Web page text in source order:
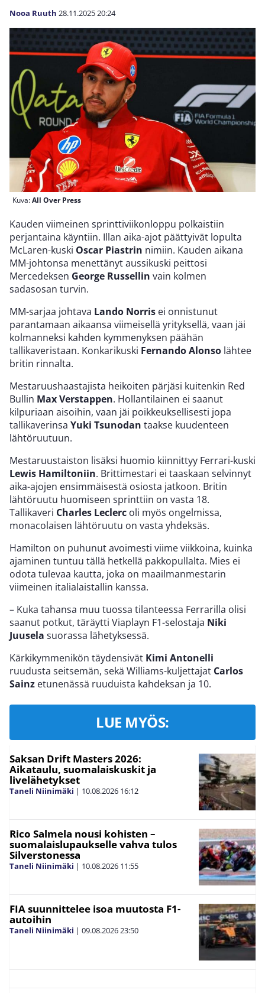
Nooa Ruuth 28.11.202520:24
Kuva:All Over Press
Kauden viimeinen sprinttiviikonloppu polkaistiin
perjantaina käyntiin. Illan aika-ajot päättyivät lopulta
McLaren-kuski Oscar Piastrin nimiin. Kauden aikana
MM-johtonsa menettänyt aussikuski peittosi
Mercedeksen George Russellin vain kolmen
sadasosan turvin.
MM-sarjaa johtava Lando Norris ei onnistunut
parantamaan aikaansa viimeisellä yrityksellä, vaan jäi
kolmanneksi kahden kymmenyksen päähän
tallikaveristaan. Konkarikuski Fernando Alonso lähtee
britin rinnalta.
Mestaruushaastajista heikoiten pärjäsi kuitenkin Red
Bullin Max Verstappen. Hollantilainen ei saanut
kilpuriaan aisoihin, vaan jäi poikkeuksellisesti jopa
tallikaverinsa Yuki Tsunodan taakse kuudenteen
lähtöruutuun.
Mestaruustaiston lisäksi huomio kiinnittyy Ferrari-kuski
Lewis Hamiltoniin. Brittimestari ei taaskaan selvinnyt
aika-ajojen ensimmäisestä osiosta jatkoon. Britin
lähtöruutu huomiseen sprinttiin on vasta 18.
Tallikaveri Charles Leclerc oli myös ongelmissa,
monacolaisen lähtöruutu on vasta yhdeksäs.
Hamilton on puhunut avoimesti viime viikkoina, kuinka
ajaminen tuntuu tällä hetkellä pakkopullalta. Mies ei
odota tulevaa kautta, joka on maailmanmestarin
viimeinen italialaistallin kanssa.
– Kuka tahansa muu tuossa tilanteessa Ferrarilla olisi
saanut potkut, täräytti Viaplayn F1-selostaja Niki
Juusela suorassa lähetyksessä.
Kärkikymmenikön täydensivät Kimi Antonelli
ruudusta seitsemän, sekä Williams-kuljettajat Carlos
Sainz etunenässä ruuduista kahdeksan ja 10.
LUE MYÖS:
Saksan Drift Masters 2026:
Aikataulu, suomalaiskuskit ja
livelähetykset
Taneli Niinimäki | 10.08.2026 16:12
Rico Salmela nousi kohisten –
suomalaislupaukselle vahva tulos
Silverstonessa
Taneli Niinimäki | 10.08.2026 11:55
FIA suunnittelee isoa muutosta F1-
autoihin
Taneli Niinimäki | 09.08.202623:50